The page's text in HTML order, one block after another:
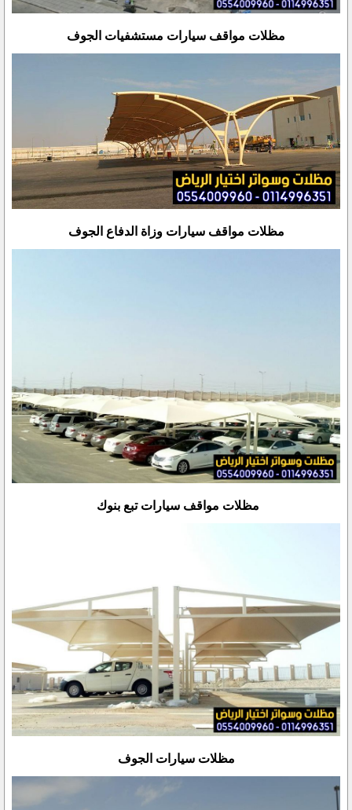
مظلات مواقف سيارات مستشفيات الجوف
مظلات مواقف سيارات وزاة الدفاع الجوف
مظلات مواقف سيارات تبع بنوك
مظلات سيارات الجوف